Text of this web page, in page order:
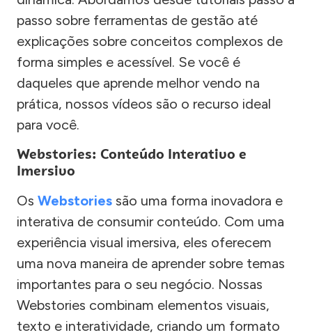
passo sobre ferramentas de gestão até
explicações sobre conceitos complexos de
forma simples e acessível. Se você é
daqueles que aprende melhor vendo na
prática, nossos vídeos são o recurso ideal
para você.
Webstories: Conteúdo Interativo e
Imersivo
Os Webstories são uma forma inovadora e
interativa de consumir conteúdo. Com uma
experiência visual imersiva, eles oferecem
uma nova maneira de aprender sobre temas
importantes para o seu negócio. Nossas
Webstories combinam elementos visuais,
texto e interatividade, criando um formato